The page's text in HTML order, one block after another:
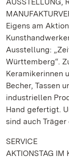
Eigens am
Ausstellung:
Württemberg“.
Keramikerinnen
Becher, Tassen
industriellen
Hand gefertigt.
sind auch
SERVICE
AKTIONSTAG IM